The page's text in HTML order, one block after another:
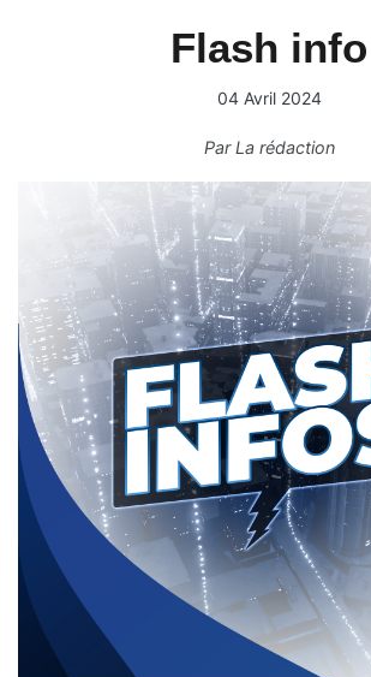
Flash info
04 Avril 2024
ParLa rédaction